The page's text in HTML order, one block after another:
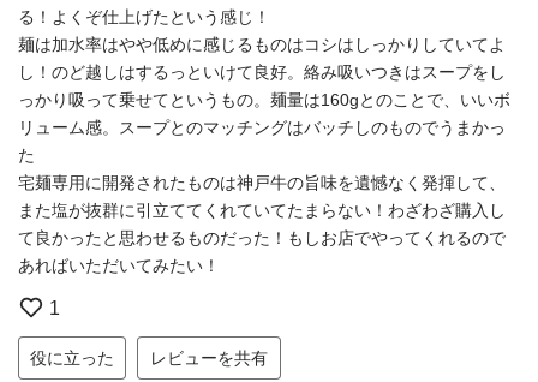
る！よくぞ仕上げたという感じ！
麺は加水率はやや低めに感じるものはコシはしっかりしていてよ
し！のど越しはするっといけて良好。絡み吸いつきはスープをし
っかり吸って乗せてというもの。麺量は160gとのことで、いいボ
リューム感。スープとのマッチングはバッチしのものでうまかっ
た
宅麺専用に開発されたものは神戸牛の旨味を遺憾なく発揮して、
また塩が抜群に引立ててくれていてたまらない！わざわざ購入し
て良かったと思わせるものだった！もしお店でやってくれるので
あればいただいてみたい！
1
役に立った レビューを共有